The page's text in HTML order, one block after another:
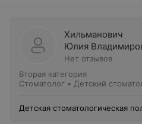
Хильманович
Юлия
Нет отзывов
Вторая категория
Стоматолог • Детский
Детская стоматологическая